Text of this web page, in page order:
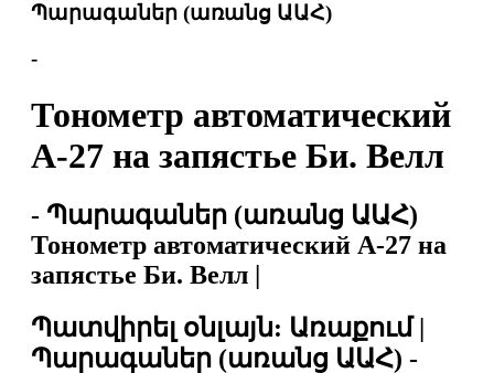
Պարագաներ (առանց ԱԱՀ)
-
Тонометр автоматический
A-27 на запястье Би. Велл
- Պարագաներ (առանց ԱԱՀ)
Тонометр автоматический A-27 на
запястье Би. Велл |
Պատվիրել օնլայն: Առաքում |
Պարագաներ (առանց ԱԱՀ) -